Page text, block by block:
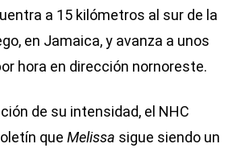
a 15 kilómetros al sur de la
en Jamaica, y avanza a unos
hora en dirección nornoreste.
de su intensidad, el NHC
queMelissa sigue siendo un